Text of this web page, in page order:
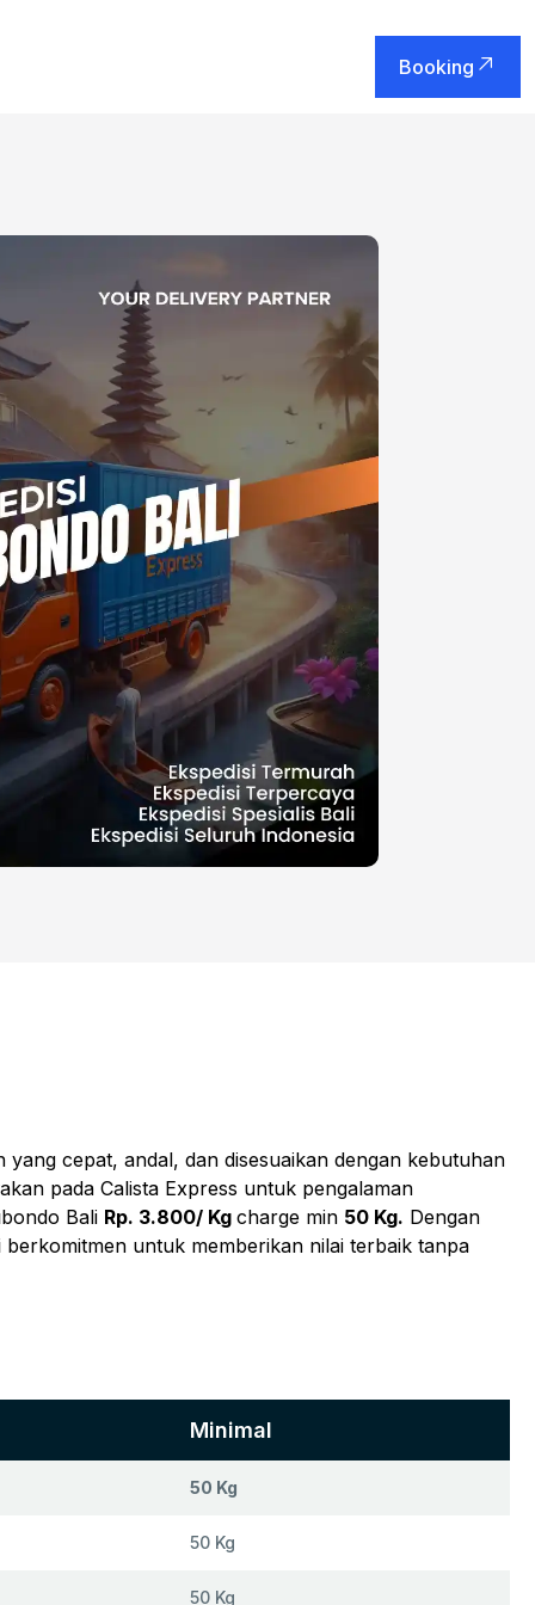
Booking
cepat, andal, dan disesuaikan dengan kebutuhan
pada Calista Express untuk pengalaman
Bali Rp. 3.800/ Kg charge min 50 Kg. Dengan
untuk memberikan nilai terbaik tanpa
Minimal
50 Kg
50 Kg
50 Kg